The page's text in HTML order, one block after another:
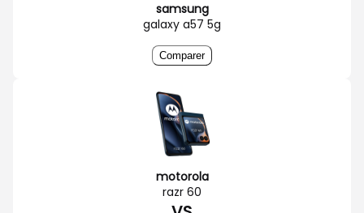
samsung
galaxy a57 5g
Comparer
motorola
razr 60